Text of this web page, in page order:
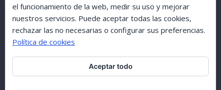
AVISO LEGAL// POLÍTICA DE PRIVACIDAD
ARCHIVO 1998-2015
el funcionamiento de la web, medir su uso y mejorar
nuestros servicios. Puede aceptar todas las cookies,
rechazar las no necesarias o configurar sus preferencias.
Política de cookies
Aceptar todo